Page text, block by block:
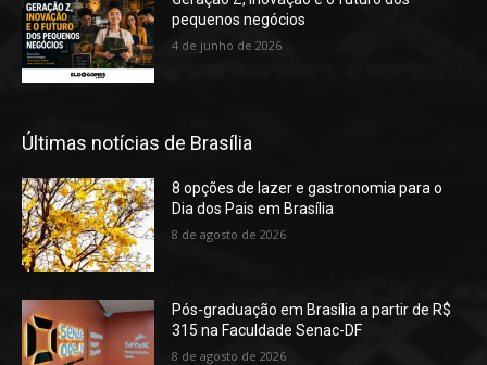
pequenos negócios
4 de junho de 2026
Últimas notícias de Brasília
8 opções de lazer e gastronomia para o
Dia dos Pais em Brasília
8 de agosto de 2026
Pós-graduação em Brasília a partir de R$
315 na Faculdade Senac-DF
8 de agosto de 2026